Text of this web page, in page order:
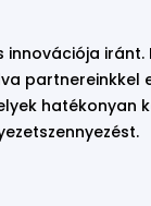
innovációja iránt.
partnereinkkel
hatékonyan